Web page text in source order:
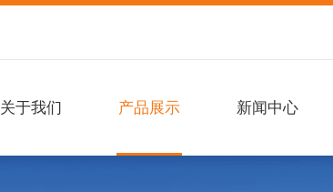
关于我们 产品展示 新闻中心